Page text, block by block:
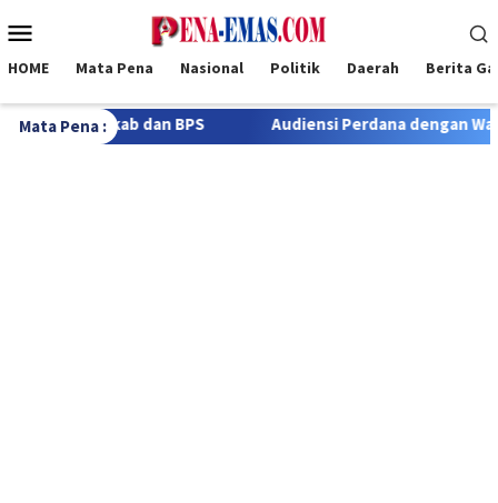
ke
Mobile
HOME Mata Pena Nasional Politik Daerah Berita
Mata Pena :Audiensi Perdana dengan Wartawan, Kapolres Rote